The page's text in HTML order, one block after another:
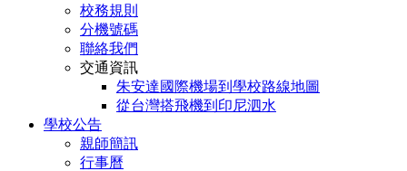
校務規則
分機號碼
聯絡我們
交通資訊
朱安達國際機場到學校路線地圖
從台灣搭飛機到印尼泗水
學校公告
親師簡訊
行事曆